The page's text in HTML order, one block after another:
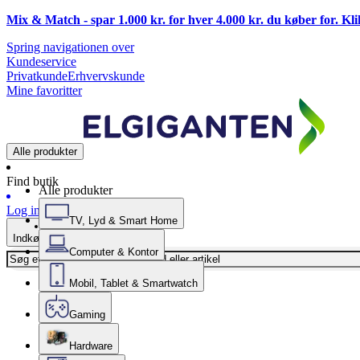
Mix & Match - spar 1.000 kr. for hver 4.000 kr. du køber for.
Spring navigationen over
Kundeservice
PrivatkundeErhvervskunde
Mine favoritter
Alle produkter
Find butik
Log ind
Indkøbskurv
Alle produkter
TV, Lyd & Smart Home
Computer & Kontor
Mobil, Tablet & Smartwatch
Gaming
Hardware